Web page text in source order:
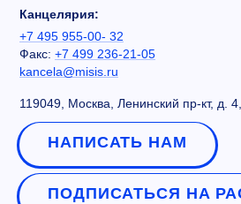
Канцелярия:
+7 495 955-00- 32
Факс: +7 499 236-21-05
kancela@misis.ru
119049, Москва, Ленинский пр-кт, д.
НАПИСАТЬ НАМ
ПОДПИСАТЬСЯ НА